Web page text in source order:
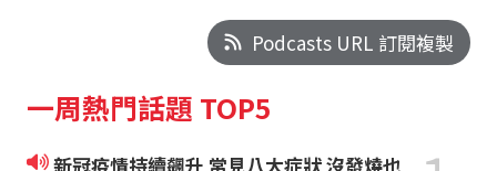
Podcasts URL 訂閱複製
一周熱門話題 TOP5
新冠疫情持續飆升 常見八大症狀 沒發燒也